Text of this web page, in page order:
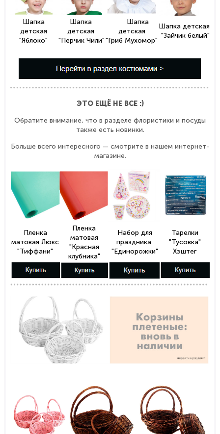
Шапка
детская
"Яблоко"
Шапка
детская
"Перчик Чили"
Шапка
детская
"Гриб Мухомор"
Шапка детская
"Зайчик белый"
ЭТО ЕЩЁ НЕ ВСЕ :)
Обратите внимание, что в разделе флористики и посуды
также есть новинки.
Больше всего интересного — смотрите в нашем интернет-
магазине.
Пленка
матовая Люкс
"Тиффани"
Пленка
матовая
"Красная
клубника"
Набор для
праздника
"Единорожки"
Тарелки
"Тусовка"
Хэштег